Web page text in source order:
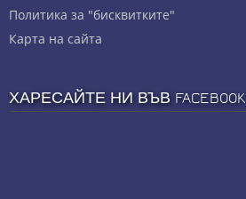
Политика за "бисквитките"
Карта на сайта
ХАРЕСАЙТЕ НИ ВЪВ FACEBOOK